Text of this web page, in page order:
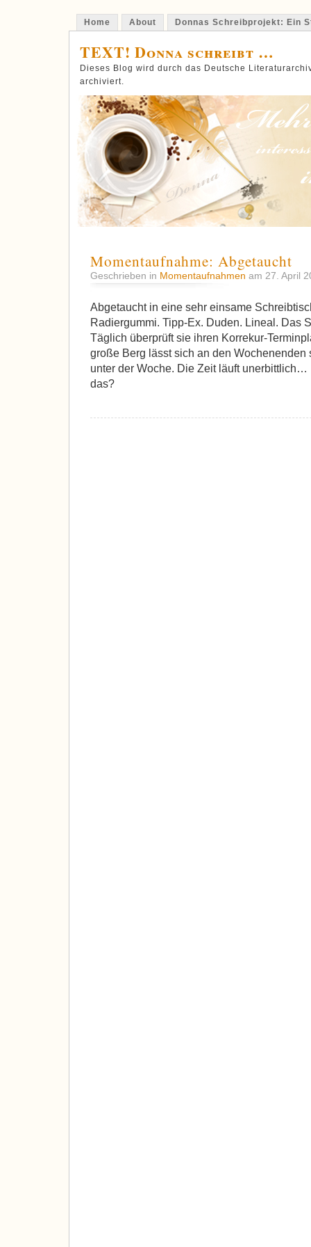
Home About Donnas Schreibprojekt: Ein
TEXT! Donna schreibt …
Dieses Blog wird durch das Deutsche
archiviert.
Momentaufnahme: Abgetaucht
Geschrieben in Momentaufnahmen am 27. April
Abgetaucht in eine sehr einsame
Radiergummi. Tipp-Ex. Duden. Lineal. Das
Täglich überprüft sie ihren Korrekur-
große Berg lässt sich an den Wochenenden
unter der Woche. Die Zeit läuft unerbittlich…
das?